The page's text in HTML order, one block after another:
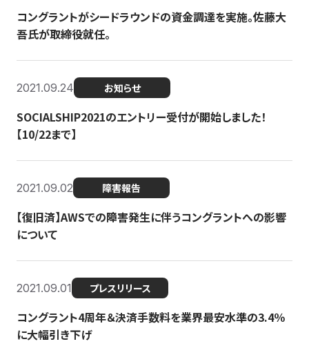
コングラントがシードラウンドの資金調達を実施。佐藤大
吾氏が取締役就任。
2021.09.24 お知らせ
SOCIALSHIP2021のエントリー受付が開始しました！
【10/22まで】
2021.09.02 障害報告
【復旧済】AWSでの障害発生に伴うコングラントへの影響
について
2021.09.01 プレスリリース
コングラント4周年＆決済手数料を業界最安水準の3.4％
に大幅引き下げ